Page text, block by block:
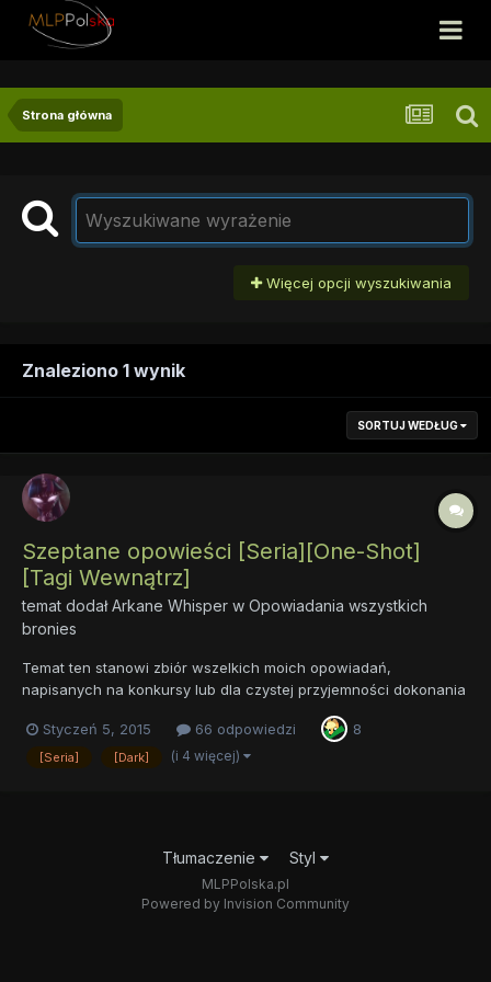
Strona główna
Więcej opcji wyszukiwania
Znaleziono 1 wynik
SORTUJ WEDŁUG
Szeptane opowieści [Seria][One-Shot]
[Tagi Wewnątrz]
temat dodałArkane Whisper w Opowiadania wszystkich
bronies
Temat ten stanowi zbiór wszelkich moich opowiadań,
napisanych na konkursy lub dla czystej przyjemności dokonania
pojawiać nowe opowieści, jak jakieś napiszę oczywiście. Tak
więc, koniec z tworzeniem nowych tematów do każdego
Styczeń 5, 2015 66 odpowiedzi 8
[Seria] [Dark] (i 4 więcej)
Tłumaczenie Styl
MLPPolska.pl
Powered by Invision Community